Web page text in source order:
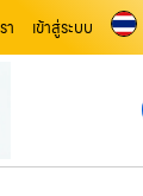
า เข้าสู่ระบบ